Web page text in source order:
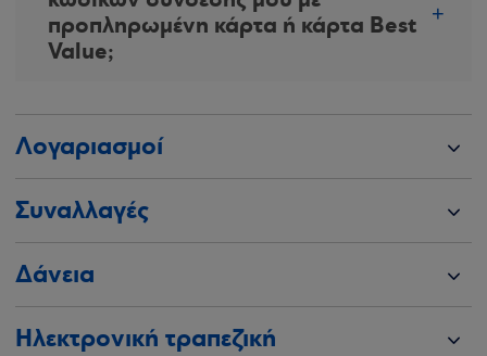
προπληρωμένη κάρτα ή κάρτα Best
Value;
Λογαριασμοί
Συναλλαγές
Δάνεια
Ηλεκτρονική τραπεζική